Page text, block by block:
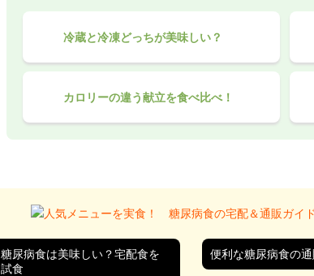
冷蔵と冷凍どっちが美味しい？
カロリーの違う献立を食べ比べ！
糖尿病食は美味しい？宅配食を
試食
便利な糖尿病食の